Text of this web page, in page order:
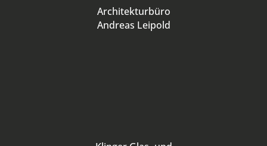
Architekturbüro
Andreas Leipold